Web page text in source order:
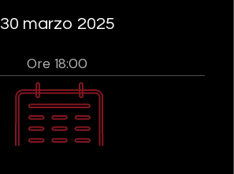
30 marzo 2025
Ore 18:00